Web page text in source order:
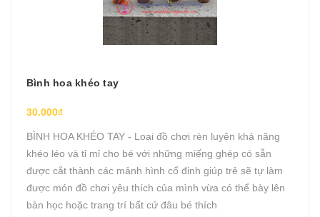
Bình hoa khéo tay
30.000₫
BÌNH HOA KHÉO TAY - Loại đồ chơi rèn luyện khả năng
khéo léo và tỉ mỉ cho bé với những miếng ghép có sẵn
được cắt thành các mảnh hình cố đinh giúp trẻ sẽ tự làm
được món đồ chơi yêu thích của mình vừa có thể bày lên
bàn học hoặc trang trí bất cứ đâu bé thích